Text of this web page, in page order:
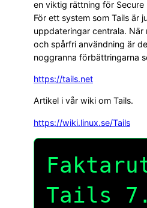
en viktig rättning för
För ett system som Tails är
uppdateringar centrala. När
och spårfri användning är
noggranna förbättringarna
https://tails.net
Artikel i vår wiki om Tails.
https://wiki.linux.se/Tails
Tails